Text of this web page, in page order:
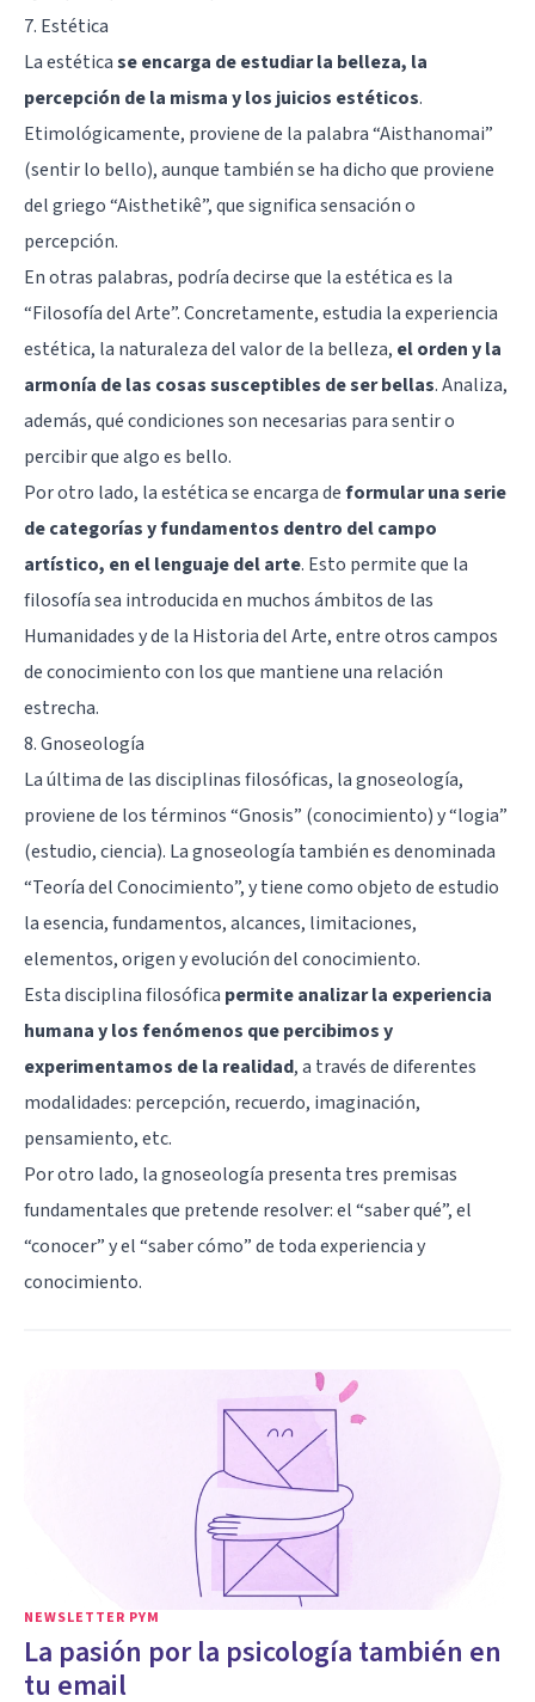
7. Estética
La estéticase encarga de estudiar la belleza, la
percepción de la misma y los juicios estéticos.
Etimológicamente, proviene de la palabra “Aisthanomai”
(sentir lo bello), aunque también se ha dicho que proviene
del griego “Aisthetikê”, que significa sensación o
percepción.
En otras palabras, podría decirse que la estética es la
“Filosofía del Arte”. Concretamente, estudia la experiencia
estética, la naturaleza del valor de la belleza, el orden y la
armonía de las cosas susceptibles de ser bellas. Analiza,
además, qué condiciones son necesarias para sentir o
percibir que algo es bello.
Por otro lado, la estética se encarga deformular una serie
de categorías y fundamentos dentro del campo
artístico, en el lenguaje del arte. Esto permite que la
filosofía sea introducida en muchos ámbitos de las
Humanidades y de la Historia del Arte, entre otros campos
de conocimiento con los que mantiene una relación
estrecha.
8. Gnoseología
La última de las disciplinas filosóficas, la gnoseología,
proviene de los términos “Gnosis” (conocimiento) y “logia”
(estudio, ciencia). La gnoseología también es denominada
“Teoría del Conocimiento”, y tiene como objeto de estudio
la esencia, fundamentos, alcances, limitaciones,
elementos, origen y evolución del conocimiento.
Esta disciplina filosófica permite analizar la experiencia
humana y los fenómenos que percibimos y
experimentamos de la realidad, a través de diferentes
modalidades: percepción, recuerdo, imaginación,
pensamiento, etc.
Por otro lado, la gnoseología presenta tres premisas
fundamentales que pretende resolver: el “saber qué”, el
“conocer” y el “saber cómo” de toda experiencia y
conocimiento.
NEWSLETTER PYM
La pasión por la psicología también en
tu email